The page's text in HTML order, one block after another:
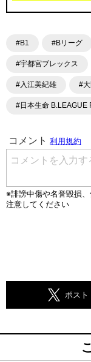
#B1 #Bリーグ
#宇都宮ブレックス
#入江美紀雄 #
#日本生命 B.LEAGUE
ポスト